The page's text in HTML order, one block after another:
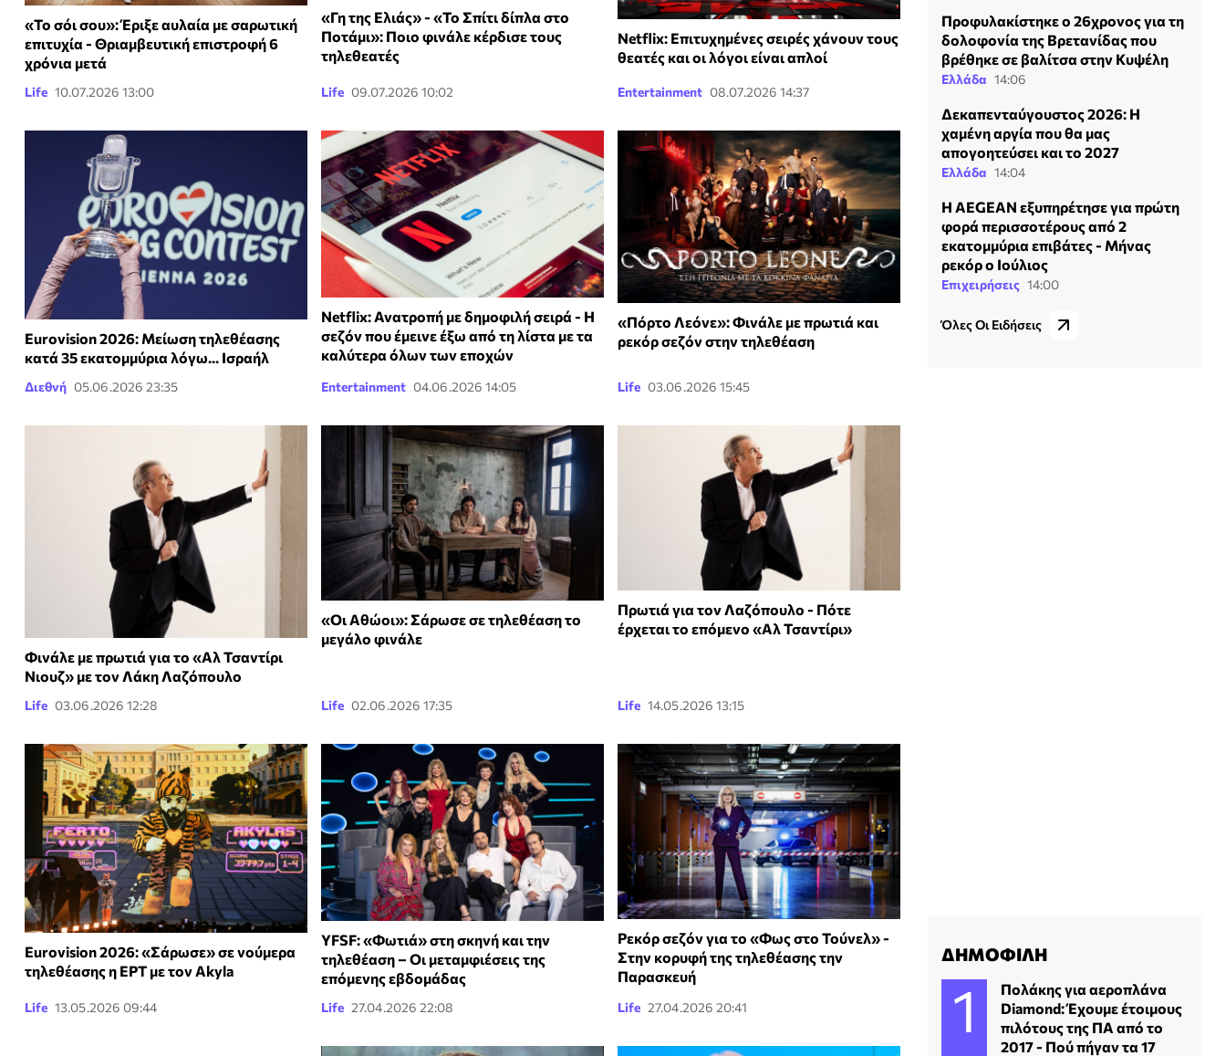
«Το σόι σου»: Έριξε αυλαία με σαρωτική
επιτυχία - Θριαμβευτική επιστροφή 6
χρόνια μετά
Life 10.07.2026 13:00
«Γη της Ελιάς» - «Το Σπίτι δίπλα στο
Ποτάμι»: Ποιο φινάλε κέρδισε τους
τηλεθεατές
Life 09.07.2026 10:02
Netflix: Επιτυχημένες σειρές χάνουν τους
θεατές και οι λόγοι είναι απλοί
Entertainment 08.07.2026 14:37
Eurovision 2026: Μείωση τηλεθέασης
κατά 35 εκατομμύρια λόγω... Ισραήλ
Διεθνή 05.06.2026 23:35
Netflix: Ανατροπή με δημοφιλή σειρά - H
σεζόν που έμεινε έξω από τη λίστα με τα
καλύτερα όλων των εποχών
Entertainment 04.06.2026 14:05
«Πόρτο Λεόνε»: Φινάλε με πρωτιά και
ρεκόρ σεζόν στην τηλεθέαση
Life 03.06.2026 15:45
Φινάλε με πρωτιά για το «Αλ Τσαντίρι
Νιουζ» με τον Λάκη Λαζόπουλο
Life 03.06.2026 12:28
«Οι Αθώοι»: Σάρωσε σε τηλεθέαση το
μεγάλο φινάλε
Life 02.06.2026 17:35
Πρωτιά για τον Λαζόπουλο - Πότε
έρχεται το επόμενο «Αλ Τσαντίρι»
Life 14.05.2026 13:15
Eurovision 2026: «Σάρωσε» σε νούμερα
τηλεθέασης η ΕΡΤ με τον Akyla
Life 13.05.2026 09:44
YFSF: «Φωτιά» στη σκηνή και την
τηλεθέαση – Οι μεταμφιέσεις της
επόμενης εβδομάδας
Life 27.04.2026 22:08
Ρεκόρ σεζόν για το «Φως στο Τούνελ» -
Στην κορυφή της τηλεθέασης την
Παρασκευή
Life 27.04.2026 20:41
Προφυλακίστηκε ο 26χρονος για τη
δολοφονία της Βρετανίδας που
βρέθηκε σε βαλίτσα στην Κυψέλη
Ελλάδα 14:06
Δεκαπενταύγουστος 2026: Η
χαμένη αργία που θα μας
απογοητεύσει και το 2027
Ελλάδα 14:04
Η AEGEAN εξυπηρέτησε για πρώτη
φορά περισσοτέρους από 2
εκατομμύρια επιβάτες - Μήνας
ρεκόρ ο Ιούλιος
Επιχειρήσεις 14:00
Όλες Οι Ειδήσεις
ΔΗΜΟΦΙΛΗ
Πολάκης για αεροπλάνα
Diamond: Έχουμε έτοιμους
πιλότους της ΠΑ από το
2017 - Πού πήγαν τα 17